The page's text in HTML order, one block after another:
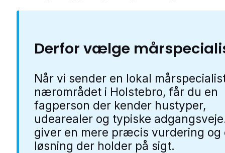
Derfor vælge
Når vi sender en lokal
nærområdet i Holstebro, får du en
fagperson der kender hustyper,
udearealer og typiske
giver en mere præcis vurdering og
løsning der holder på sigt.